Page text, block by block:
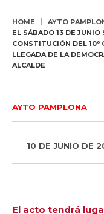
HOME
AYTO
EL SÁBADO 13 DE JUNIO
CONSTITUCIÓN DEL 10º
LLEGADA DE LA
ALCALDE
AYTO PAMPLONA
10 DE JUNIO DE
El acto tendrá